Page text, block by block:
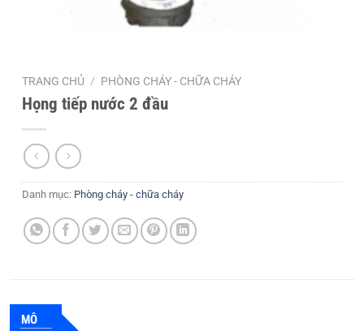
TRANG CHỦ / PHÒNG CHÁY - CHỮA CHÁY
Họng tiếp nước 2 đầu
Danh mục: Phòng cháy - chữa cháy
MÔ